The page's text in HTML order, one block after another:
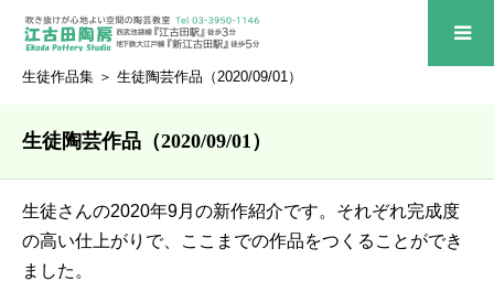
生徒作品集 ＞ 生徒陶芸作品（2020/09/01）
生徒陶芸作品（2020/09/01）
生徒さんの2020年9月の新作紹介です。それぞれ完成度
の高い仕上がりで、ここまでの作品をつくることができ
ました。